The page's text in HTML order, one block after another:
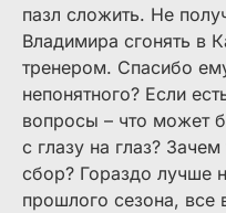
пазл сложить. Не
Владимира сгонять в
тренером. Спасибо
непонятного? Если
вопросы – что может
с глазу на глаз?
сбор? Гораздо лучше
прошлого сезона, все